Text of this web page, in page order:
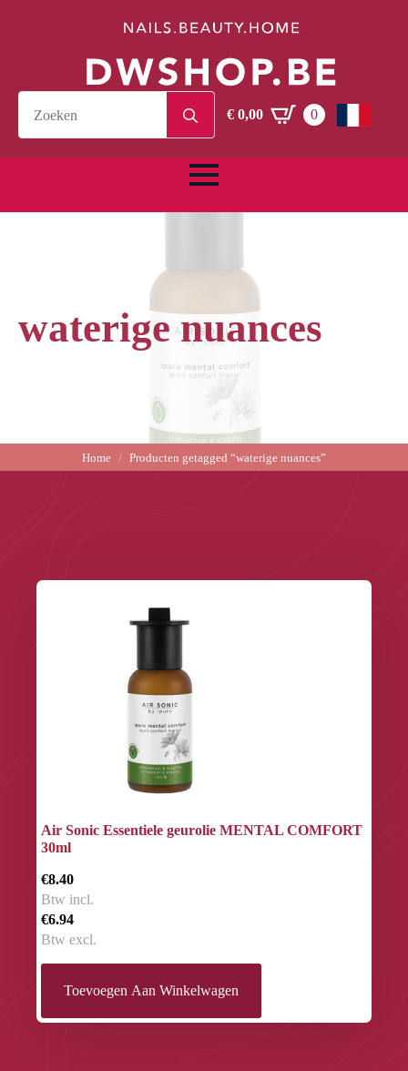
for:€0,00 0
waterige nuances
Home Producten getagged “waterige nuances”
Air Sonic Essentiele geurolie MENTAL COMFORT
30ml
€8.40
Btw incl.
€6.94
Btw excl.
Toevoegen Aan Winkelwagen